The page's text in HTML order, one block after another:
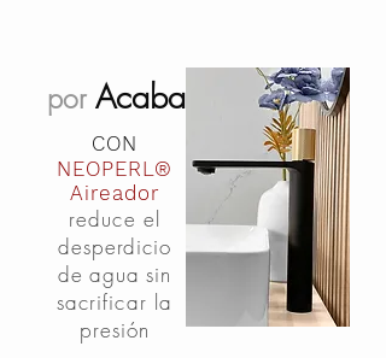
por Acabado
CON
NEOPERL®
Aireador
reduce el
desperdicio
de agua sin
sacrificar la
presión